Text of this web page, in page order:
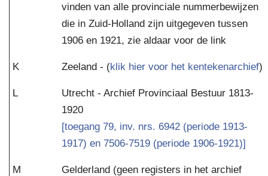
vinden van alle provinciale nummerbewijzen
die in Zuid-Holland zijn uitgegeven tussen
1906 en 1921, zie aldaar voor de link
K Zeeland - (klik hier voor het kentekenarchief)
L
Utrecht - Archief Provinciaal Bestuur 1813-
1920
[toegang 79, inv. nrs. 6942 (periode 1913-
1917) en 7506-7519 (periode 1906-1921)]
M
Gelderland (geen registers in het archief